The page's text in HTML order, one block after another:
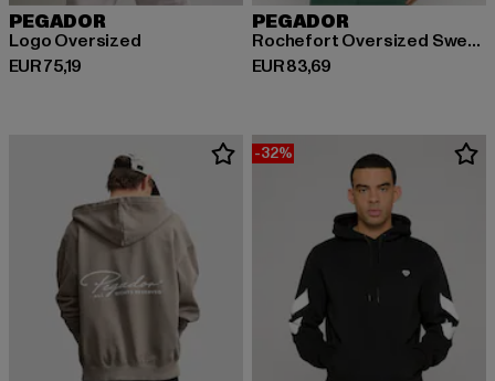
PEGADOR
Logo Oversized
EUR 75,19
Derzeitiger Preis: EUR 75,19
PEGADOR
Rochefort Oversized Sweat Jacket
EUR 83,69
Derzeitiger Preis: EUR 83,69
-32%